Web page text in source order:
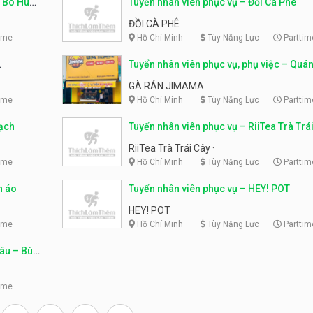
Bò Huế
Tuyển nhân viên phục vụ – Đồi Cà Phê
ĐỒI CÀ PHÊ
Hồ Chí Minh Tùy Năng Lực
Tuyển nhân viên phục vụ, phụ việc –
Jimama
GÀ RÁN JIMAMA
Hồ Chí Minh Tùy Năng Lực
Tuyển nhân viên phục vụ – RiiTea Trà
RiiTea Trà Trái Cây ·
Hồ Chí Minh Tùy Năng Lực
áo
Tuyển nhân viên phục vụ – HEY! POT
HEY! POT
Hồ Chí Minh Tùy Năng Lực
– Bùi